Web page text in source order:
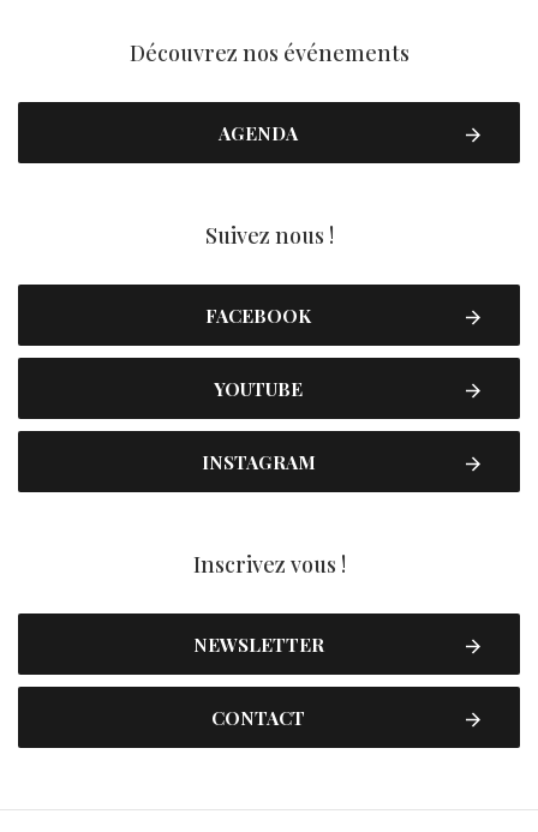
Découvrez nos événements
AGENDA
Suivez nous !
FACEBOOK
YOUTUBE
INSTAGRAM
Inscrivez vous !
NEWSLETTER
CONTACT